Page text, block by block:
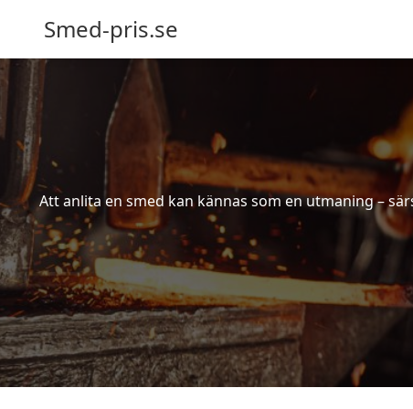
Smed-pris.se
Att anlita en smed kan kännas som en utmaning –